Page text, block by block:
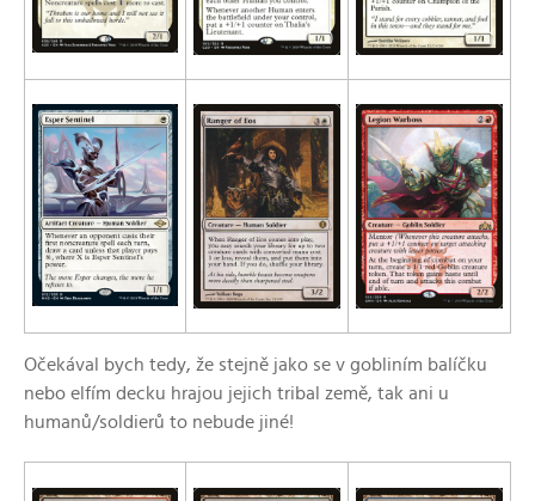
Očekával bych tedy, že stejně jako se v gobliním balíčku
nebo elfím decku hrajou jejich tribal země, tak ani u
humanů/soldierů to nebude jiné!